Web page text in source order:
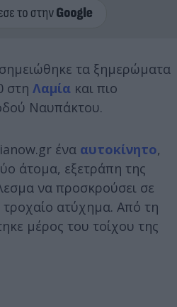
σημειώθηκε τα ξημερώματα
στη Λαμία και πιο
Ναυπάκτου.
ένα αυτοκίνητο,
άτομα, εξετράπη της
να προσκρούσει σε
τροχαίο ατύχημα. Από τη
μέρος του τοίχου της